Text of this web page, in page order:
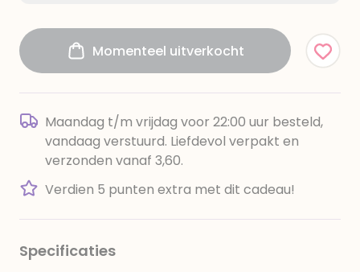
Momenteel uitverkocht
Maandag t/m vrijdag voor 22:00 uur besteld,
vandaag verstuurd. Liefdevol verpakt en
verzonden vanaf 3,60.
Verdien 5 punten extra met dit cadeau!
Specificaties